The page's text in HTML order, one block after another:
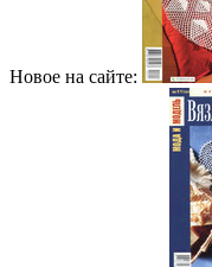
Новое на сайте: